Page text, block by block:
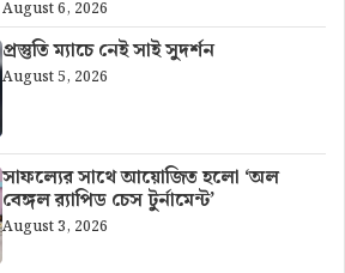
August 6, 2026
প্রস্তুতি ম্যাচে নেই সাই সুদর্শন
August 5, 2026
সাফল্যের সাথে আয়োজিত হলো ‘অল
বেঙ্গল র‍্যাপিড চেস টুর্নামেন্ট’
August 3, 2026